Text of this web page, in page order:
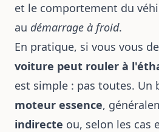
et le comportement du
au démarrage à froid.
En pratique, si vous vous
voiture peut rouler à
est simple : pas toutes. Un
moteur essence,
indirecte ou, selon les cas